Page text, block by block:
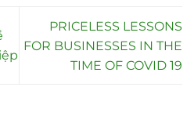
PRICELESS LESSONS
FOR BUSINESSES IN THE
TIME OF COVID 19